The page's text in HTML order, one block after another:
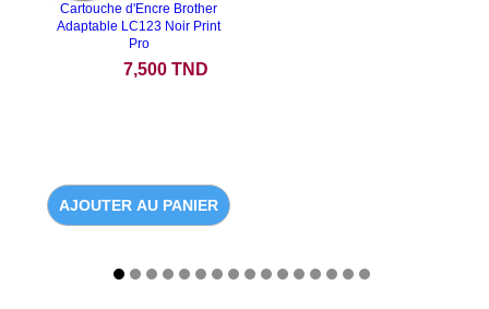
Cartouche d'Encre Brother
Adaptable LC123 Noir Print
Pro
7,500 TND
AJOUTER AU PANIER